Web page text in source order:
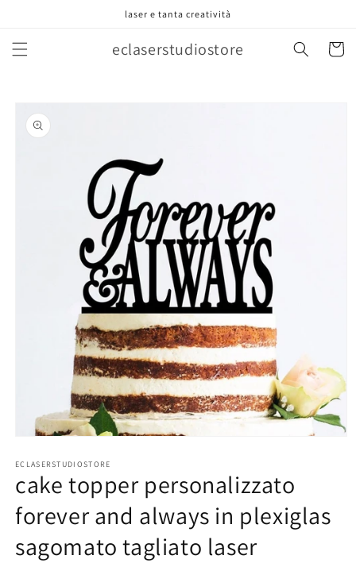
laser e tanta creatività
eclaserstudiostore Carrello
informazioni
sul prodotto
multimediali
in
modale
ECLASERSTUDIOSTORE
cake topper personalizzato
forever and always in plexiglas
sagomato tagliato laser